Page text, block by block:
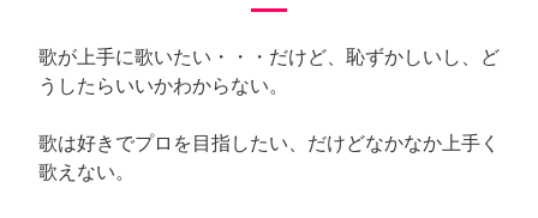
歌が上手に歌いたい・・・だけど、恥ずかしいし、ど
うしたらいいかわからない。
歌は好きでプロを目指したい、だけどなかなか上手く
歌えない。